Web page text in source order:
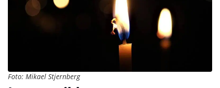
Foto: Mikael Stjernberg